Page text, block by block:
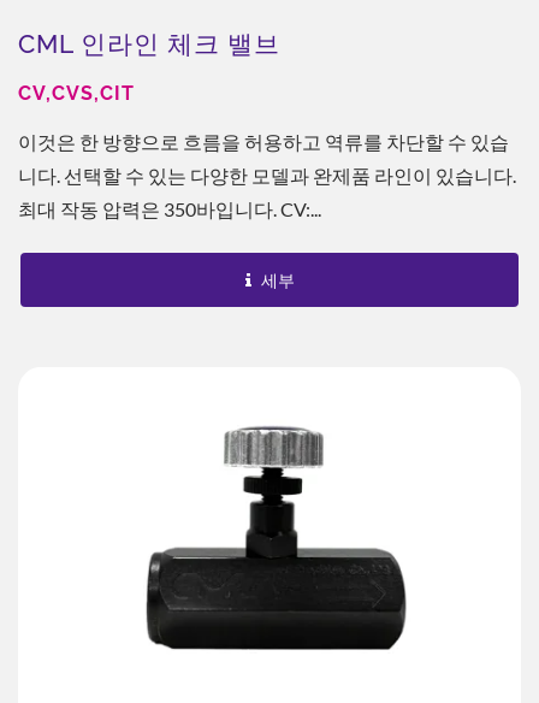
CML 인라인 체크 밸브
CV,CVS,CIT
이것은 한 방향으로 흐름을 허용하고 역류를 차단할 수 있습
니다. 선택할 수 있는 다양한 모델과 완제품 라인이 있습니다.
최대 작동 압력은 350바입니다. CV:...
세부